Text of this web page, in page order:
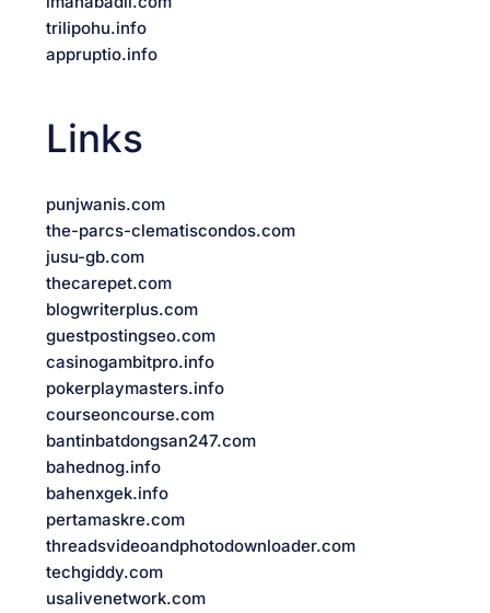
trilipohu.info
appruptio.info
Links
punjwanis.com
the-parcs-clematiscondos.com
jusu-gb.com
thecarepet.com
blogwriterplus.com
guestpostingseo.com
casinogambitpro.info
pokerplaymasters.info
courseoncourse.com
bantinbatdongsan247.com
bahednog.info
bahenxgek.info
pertamaskre.com
threadsvideoandphotodownloader.com
techgiddy.com
usalivenetwork.com